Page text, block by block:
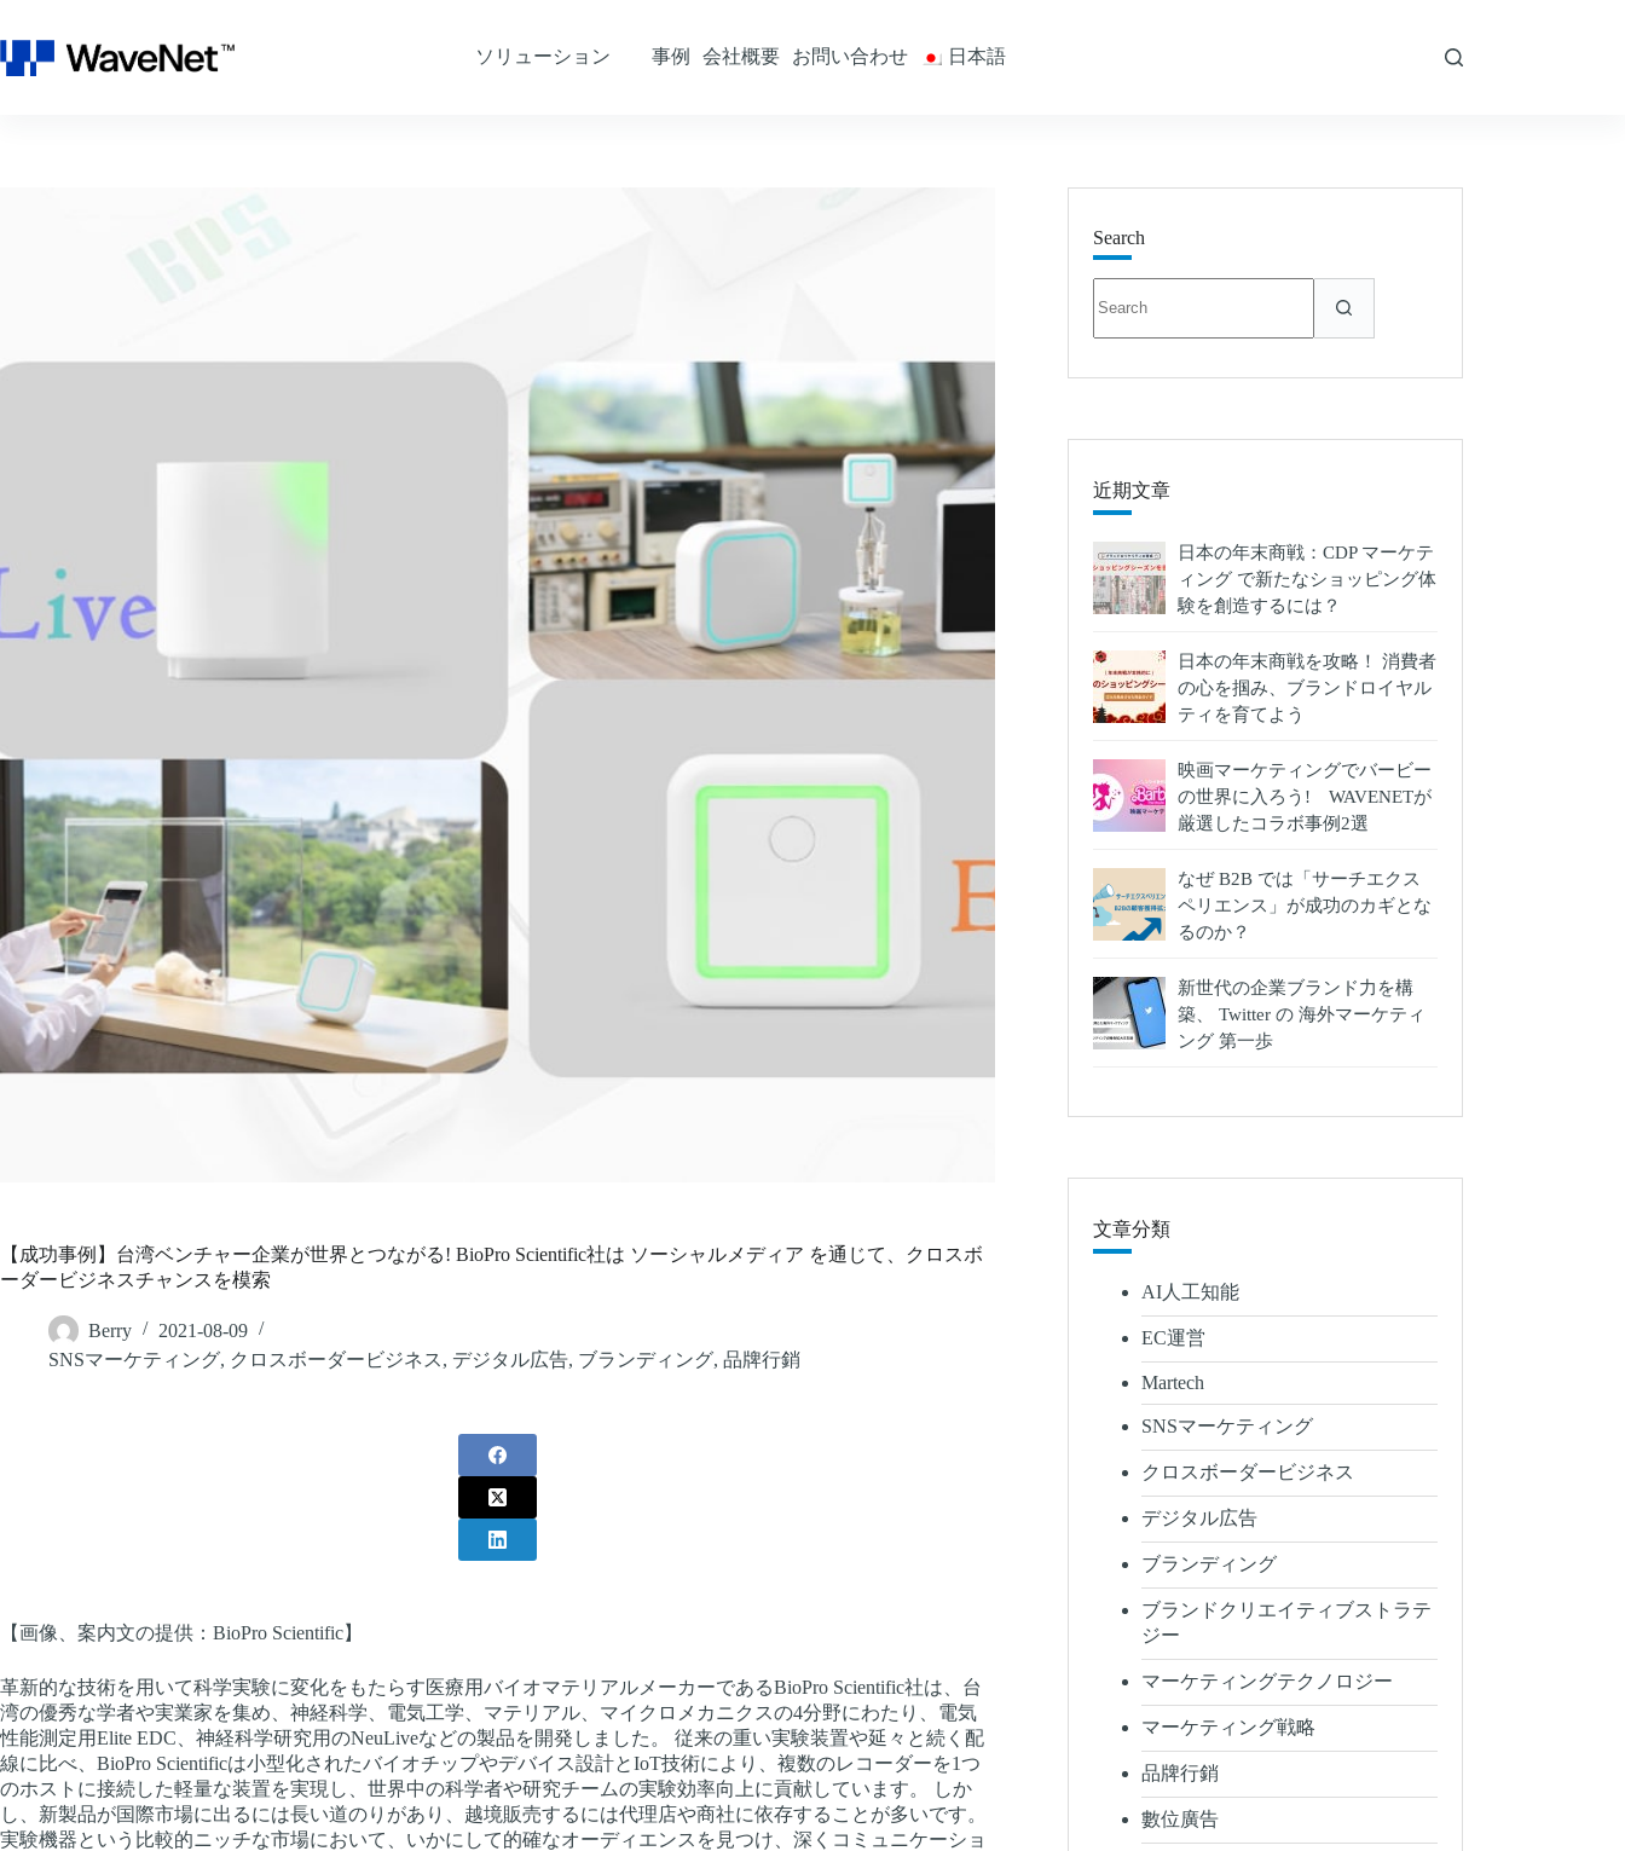
ン
テ
ソリューション 事例 会社概要 お問い合わせ 日本語
【成功事例】台湾ベンチャー企業が世界とつながる! BioPro Scientific社は ソーシャルメディア を通じて、クロスボ
ーダービジネスチャンスを模索
Berry
2021-08-09
SNSマーケティング, クロスボーダービジネス, デジタル広告, ブランディング, 品牌行銷
【画像、案内文の提供：BioPro Scientific】
革新的な技術を用いて科学実験に変化をもたらす医療用バイオマテリアルメーカーであるBioPro Scientific社は、台
湾の優秀な学者や実業家を集め、神経科学、電気工学、マテリアル、マイクロメカニクスの4分野にわたり、電気
性能測定用Elite EDC、神経科学研究用のNeuLiveなどの製品を開発しました。 従来の重い実験装置や延々と続く配
線に比べ、BioPro Scientificは小型化されたバイオチップやデバイス設計とIoT技術により、複数のレコーダーを1つ
のホストに接続した軽量な装置を実現し、世界中の科学者や研究チームの実験効率向上に貢献しています。 しか
し、新製品が国際市場に出るには長い道のりがあり、越境販売するには代理店や商社に依存することが多いです。
実験機器という比較的ニッチな市場において、いかにして的確なオーディエンスを見つけ、深くコミュニケーショ
Search
果
な
近期文章
日本の年末商戦：CDP マーケテ
ィング で新たなショッピング体
験を創造するには？
日本の年末商戦を攻略！ 消費者
の心を掴み、ブランドロイヤル
ティを育てよう
映画マーケティングでバービー
の世界に入ろう! WAVENETが
厳選したコラボ事例2選
なぜ B2B では「サーチエクス
ペリエンス」が成功のカギとな
るのか？
新世代の企業ブランド力を構
築、 Twitter の 海外マーケティ
ング 第一歩
文章分類
AI人工知能
EC運営
Martech
SNSマーケティング
クロスボーダービジネス
デジタル広告
ブランディング
ブランドクリエイティブストラテ
ジー
マーケティングテクノロジー
マーケティング戦略
品牌行銷
數位廣告